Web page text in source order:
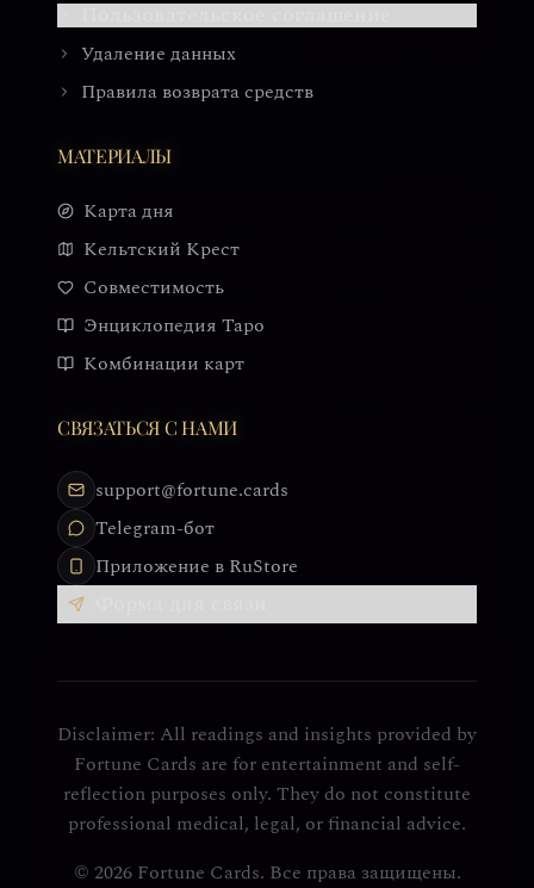
Удаление данных
Правила возврата средств
МАТЕРИАЛЫ
Карта дня
Кельтский Крест
Совместимость
Энциклопедия Таро
Комбинации карт
СВЯЗАТЬСЯ С НАМИ
support@fortune.cards
Telegram-бот
Приложение в RuStore
Disclaimer: All readings and insights provided by
Fortune Cards are for entertainment and self-
reflection purposes only. They do not constitute
professional medical, legal, or financial advice.
© 2026 Fortune Cards. Все права защищены.